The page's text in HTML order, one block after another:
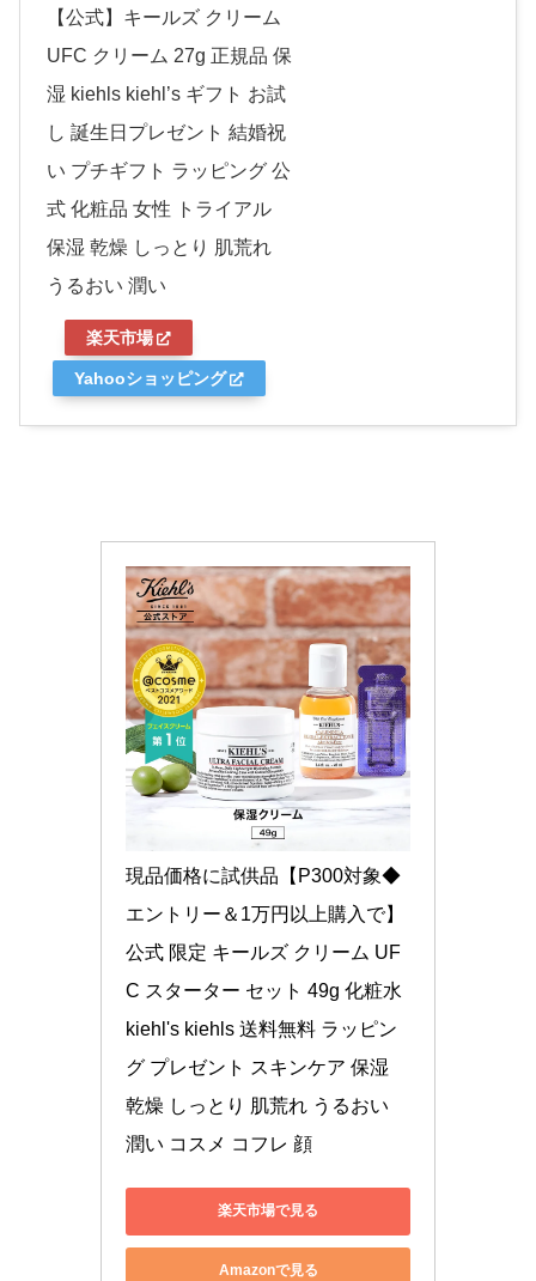
【公式】キールズ クリーム
UFC クリーム 27g 正規品 保
湿 kiehls kiehl’s ギフト お試
し 誕生日プレゼント 結婚祝
い プチギフト ラッピング 公
式 化粧品 女性 トライアル
保湿 乾燥 しっとり 肌荒れ
うるおい 潤い
楽天市場
Yahooショッピング
現品価格に試供品【P300対象◆
エントリー＆1万円以上購入で】
公式 限定 キールズ クリーム UF
C スターター セット 49g 化粧水
kiehl's kiehls 送料無料 ラッピン
グ プレゼント スキンケア 保湿
乾燥 しっとり 肌荒れ うるおい
潤い コスメ コフレ 顔
楽天市場で見る
Amazonで見る